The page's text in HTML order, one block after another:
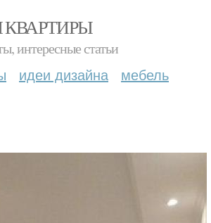
КВАРТИРЫ
интересные статьи
идеи дизайна мебель